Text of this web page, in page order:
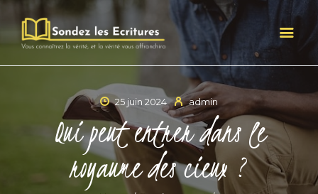
25 juin 2024 admin
Qui peut entrer dans le
royaume des cieux ?
HOME
QUI SOMMES-NOUS ?
GALERIE
ENSEIGNEMENTS
CONTACTS